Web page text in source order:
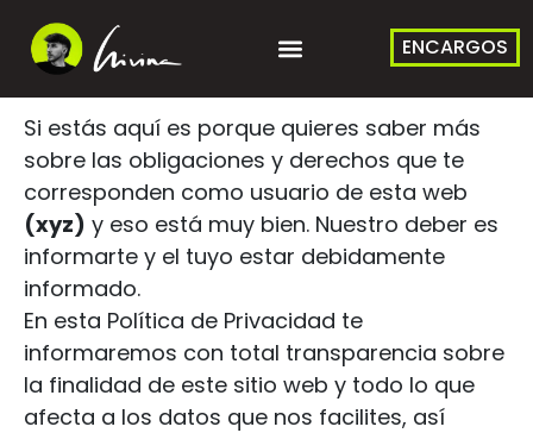
ENCARGOS
Si estás aquí es porque quieres saber más
sobre las obligaciones y derechos que te
corresponden como usuario de esta web
(xyz) y eso está muy bien. Nuestro deber es
informarte y el tuyo estar debidamente
informado.
En esta Política de Privacidad te
informaremos con total transparencia sobre
la finalidad de este sitio web y todo lo que
afecta a los datos que nos facilites, así